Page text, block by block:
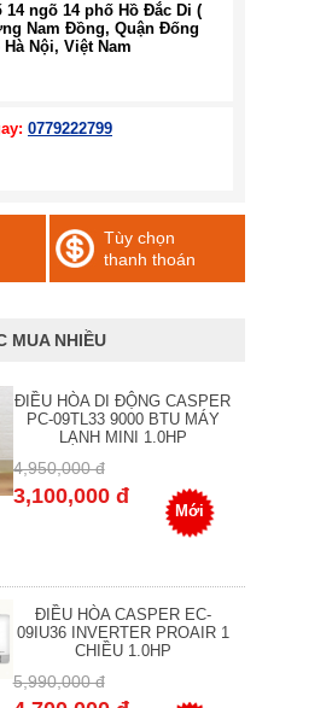
14 ngõ 14 phố Hồ Đắc Di (
Nam Đồng, Quận Đống
Nội, Việt Nam
0779222799
Tùy chọn
thanh thoán
MUA NHIỀU
ĐIỀU HÒA DI ĐỘNG CASPER
PC-09TL33 9000 BTU MÁY
LẠNH MINI 1.0HP
4,950,000 đ
3,100,000 đ
Mới
ĐIỀU HÒA CASPER EC-
09IU36 INVERTER PROAIR 1
CHIỀU 1.0HP
5,990,000 đ